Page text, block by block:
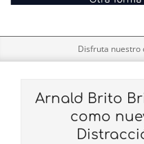
El
Pulso
Navigation
Disfruta nuestro
Arnald Brito
como